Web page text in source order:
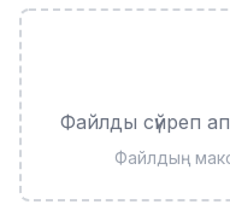
Файлды сүйреп
Файлдың